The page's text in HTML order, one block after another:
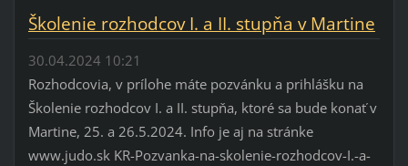
Školenie rozhodcov I. a II. stupňa v Martine
30.04.2024 10:21
Rozhodcovia, v prílohe máte pozvánku a prihlášku na
Školenie rozhodcov I. a II. stupňa, ktoré sa bude konať v
Martine, 25. a 26.5.2024. Info je aj na stránke
www.judo.sk KR-Pozvanka-na-skolenie-rozhodcov-I.-a-